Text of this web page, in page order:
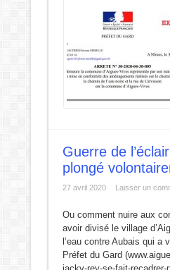
Guerre de
plongé
27 avril 2020 Laisser un
Ou comment nuire aux
avoir divisé le village
l’eau contre Aubais qui a
Préfet du Gard